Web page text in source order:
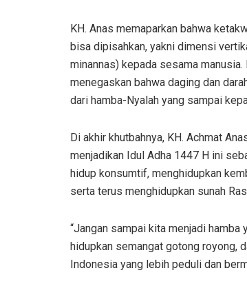
KH. Anas memaparkan bahwa
bisa dipisahkan, yakni dimensi
minannas) kepada sesama manusia.
menegaskan bahwa daging dan
dari hamba-Nyalah yang sampai
Di akhir khutbahnya, KH. Achmat
menjadikan Idul Adha 1447 H ini
hidup konsumtif, menghidupkan
serta terus menghidupkan sunah
“Jangan sampai kita menjadi
hidupkan semangat gotong royong,
Indonesia yang lebih peduli dan